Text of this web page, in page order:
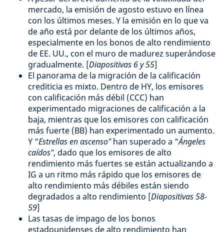
mercado, la emisión de agosto estuvo en línea
con los últimos meses. Y la emisión en lo que va
de año está por delante de los últimos años,
especialmente en los bonos de alto rendimiento
de EE. UU., con el muro de madurez superándose
gradualmente. [Diapositivas 6 y 55]
El panorama de la migración de la calificación
crediticia es mixto. Dentro de HY, los emisores
con calificación más débil (CCC) han
experimentado migraciones de calificación a la
baja, mientras que los emisores con calificación
más fuerte (BB) han experimentado un aumento.
Y "Estrellas en ascenso"han superado a "Ángeles
caídos", dado que los emisores de alto
rendimiento más fuertes se están actualizando a
IG a un ritmo más rápido que los emisores de
alto rendimiento más débiles están siendo
degradados a alto rendimiento [Diapositivas 58-
59]
Las tasas de impago de los bonos
estadounidenses de alto rendimiento han